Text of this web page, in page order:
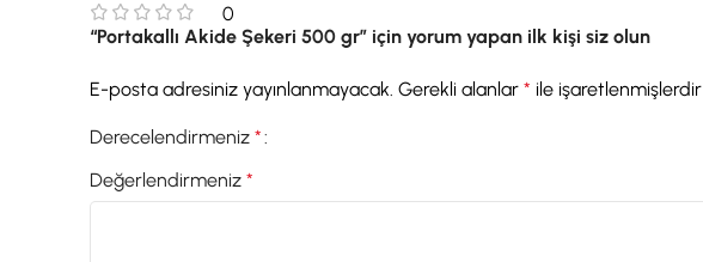
0
“Portakallı Akide Şekeri 500 gr” için yorum yapan ilk kişi siz olun
E-posta adresiniz yayınlanmayacak. Gerekli alanlar* ile işaretlenmişlerdir
Derecelendirmeniz*
Değerlendirmeniz*